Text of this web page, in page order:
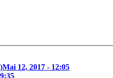
Mai 12, 2017 - 12:05